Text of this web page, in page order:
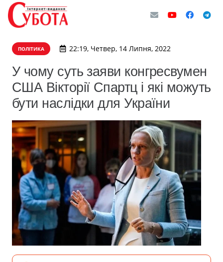
ПОЛІТИКА 22:19, Четвер, 14 Липня, 2022
У чому суть заяви конгресвумен
США Вікторії Спартц і які можуть
бути наслідки для України